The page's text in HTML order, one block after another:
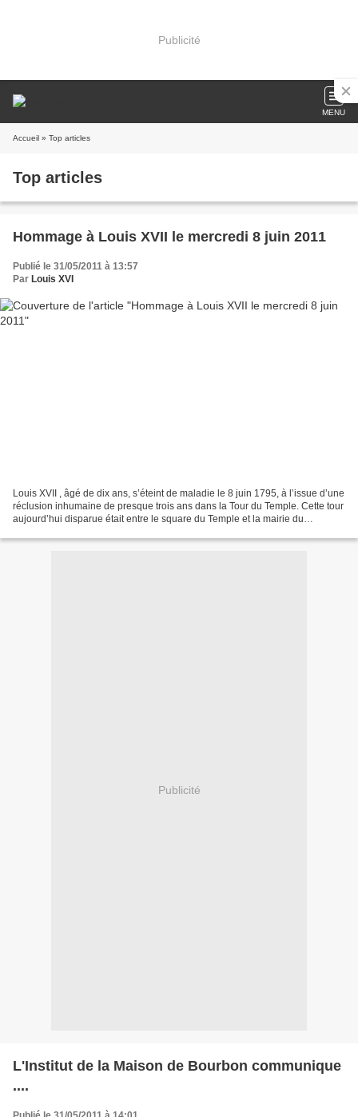
Publicité
MENU
Accueil » Top articles
Top articles
Hommage à Louis XVII le mercredi 8 juin 2011
Publié le 31/05/2011 à 13:57
Par Louis XVI
Louis XVII , âgé de dix ans, s’éteint de maladie le 8 juin 1795, à l’issue d’une
réclusion inhumaine de presque trois ans dans la Tour du Temple. Cette tour
aujourd’hui disparue était entre le square du Temple et la mairie du
Publicité
L'Institut de la Maison de Bourbon communique
....